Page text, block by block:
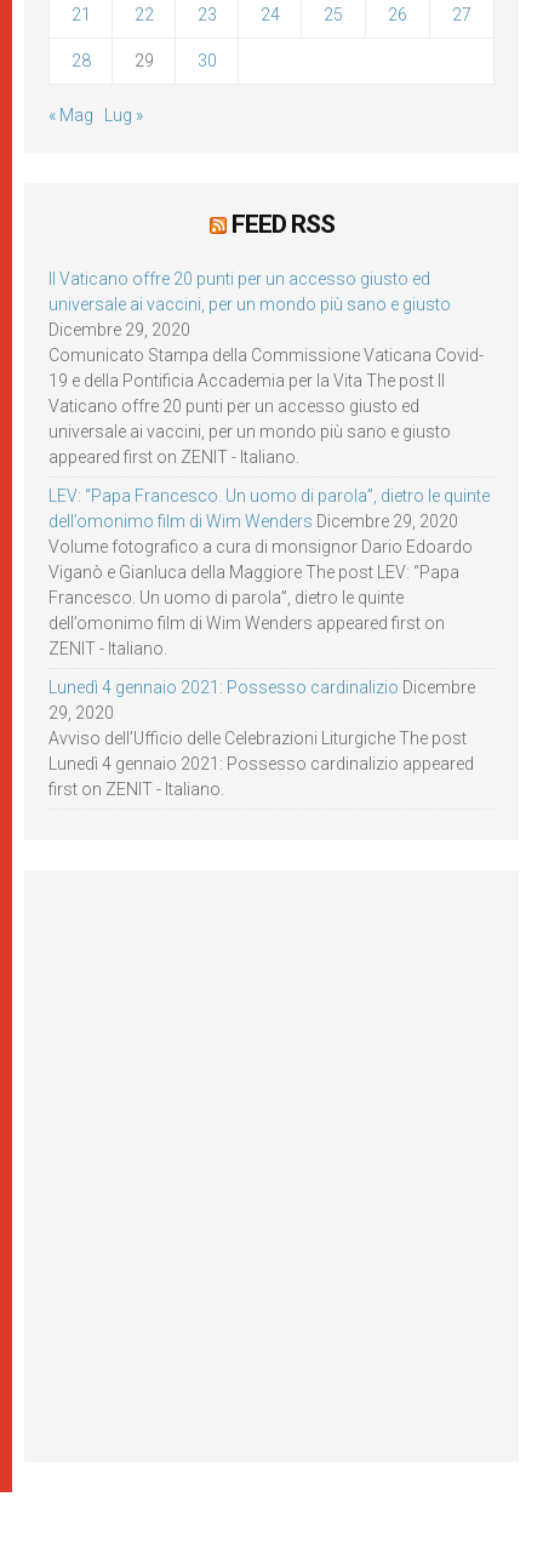
21 22 23 24 25 26 27
28 29 30
« Mag Lug »
FEED RSS
Il Vaticano offre 20 punti per un accesso giusto ed
universale ai vaccini, per un mondo più sano e giusto
Dicembre 29, 2020
Comunicato Stampa della Commissione Vaticana Covid-
19 e della Pontificia Accademia per la Vita The post Il
Vaticano offre 20 punti per un accesso giusto ed
universale ai vaccini, per un mondo più sano e giusto
appeared first on ZENIT - Italiano.
LEV: “Papa Francesco. Un uomo di parola”, dietro le quinte
dell’omonimo film di Wim Wenders Dicembre 29, 2020
Volume fotografico a cura di monsignor Dario Edoardo
Viganò e Gianluca della Maggiore The post LEV: “Papa
Francesco. Un uomo di parola”, dietro le quinte
dell’omonimo film di Wim Wenders appeared first on
ZENIT - Italiano.
Lunedì 4 gennaio 2021: Possesso cardinalizio Dicembre
29, 2020
Avviso dell’Ufficio delle Celebrazioni Liturgiche The post
Lunedì 4 gennaio 2021: Possesso cardinalizio appeared
first on ZENIT - Italiano.